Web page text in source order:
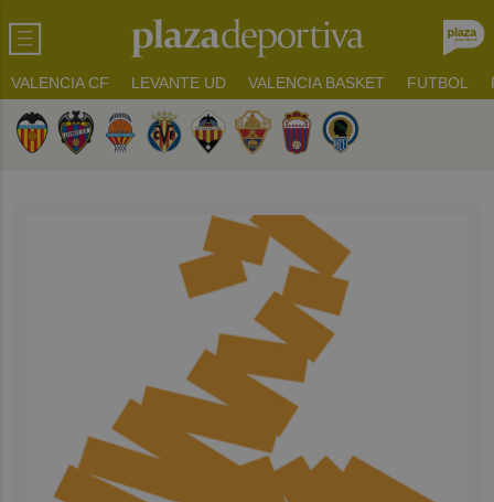
VALENCIA CF LEVANTE UD VALENCIA BASKET FUTBOL